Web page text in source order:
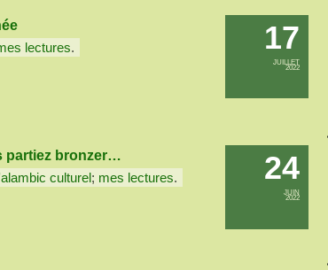
17
JUILLET
2022
lectures.
24
JUIN
2022
partiez bronzer…
culturel; mes lectures.